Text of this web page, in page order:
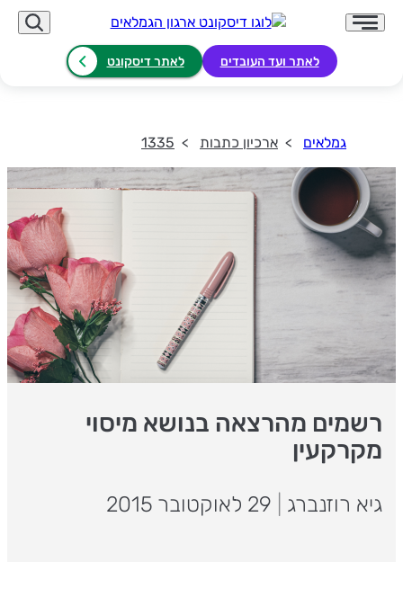
לאתר ועד העובדים לאתר דיסקונט
גמלאים ארכיון כתבות 1335
רשמים מהרצאה בנושא מיסוי
מקרקעין
גיא רוזנברג